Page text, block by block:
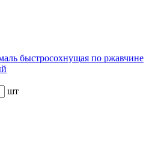
быстросохнущая по ржавчине
шт